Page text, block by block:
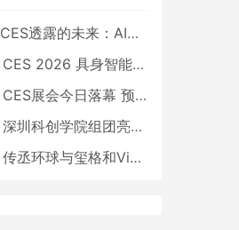
CES透露的未来：AI、机器人与智能生活大爆发
CES 2026 具身智能与创新领域 中国公司大放异彩
CES展会今日落幕 预计2026行业收入将超五千亿美元
深圳科创学院组团亮相CES 广受好评
传丞环球与玺格和VibeLens共同推出全新耳机